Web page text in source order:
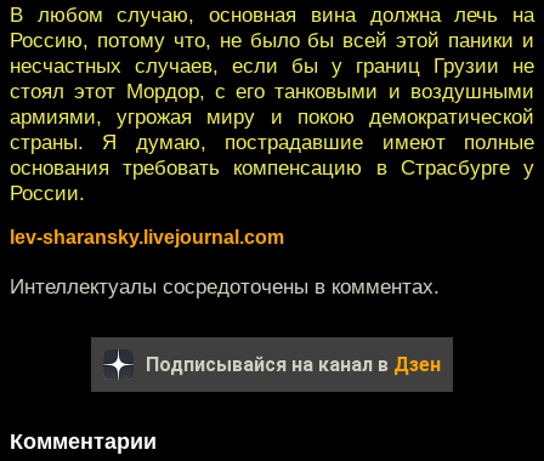
В любом случаю, основная вина должна лечь на
Россию, потому что, не было бы всей этой паники и
несчастных случаев, если бы у границ Грузии не
стоял этот Мордор, с его танковыми и воздушными
армиями, угрожая миру и покою демократической
страны. Я думаю, пострадавшие имеют полные
основания требовать компенсацию в Страсбурге у
России.
lev-sharansky.livejournal.com
Интеллектуалы сосредоточены в комментах.
Подписывайся на канал в Дзен
Комментарии